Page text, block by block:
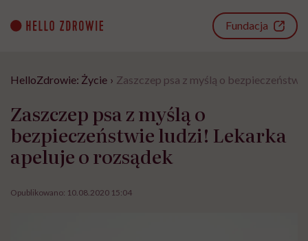
content
Fundacja
HelloZdrowie: Życie › Zaszczep psa z myślą o
Zaszczep psa z myślą o
bezpieczeństwie ludzi! Lekarka
apeluje o rozsądek
Opublikowano: 10.08.2020 15:04